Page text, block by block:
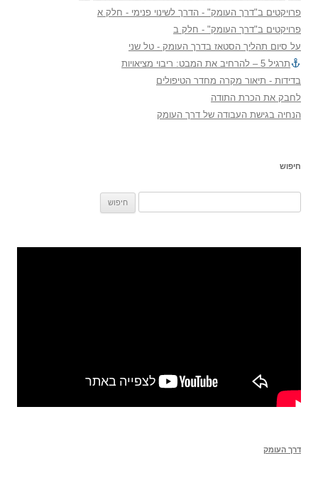
פרויקטים ב"דרך העומק" - הדרך לשינוי פנימי - חלק א
פרויקטים ב"דרך העומק" - חלק ב
על סיום תהליך הסטאז בדרך העומק - טל שני
תרגיל 5 – להרחיב את המבט: ריבוי מציאויות
בדידות - תיאור מקרה מחדר הטיפולים
לחבק את הכרת התודה
הנחיה בגישת העבודה של דרך העומק
חיפוש
דרך העומק